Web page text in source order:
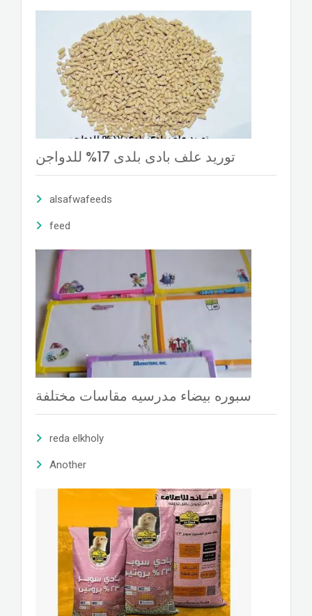
توريد علف بادى بلدى 17% للدواجن
alsafwafeeds
feed
سبوره بيضاء مدرسيه مقاسات مختلفة
reda elkholy
Another